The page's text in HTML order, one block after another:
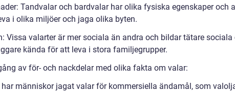
Tandvalar och bardvalar har olika fysiska egenskaper och
i olika miljöer och jaga olika byten.
Vissa valarter är mer sociala än andra och bildar tätare sociala
kända för att leva i stora familjegrupper.
av för- och nackdelar med olika fakta om valar:
människor jagat valar för kommersiella ändamål, som